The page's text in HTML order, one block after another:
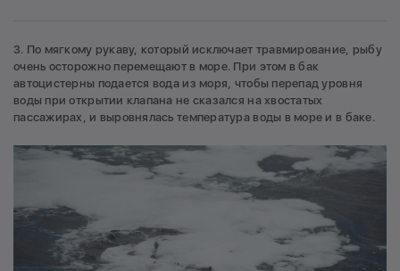
3. По мягкому рукаву, который исключает травмирование, рыбу
очень осторожно перемещают в море. При этом в бак
автоцистерны подается вода из моря, чтобы перепад уровня
воды при открытии клапана не сказался на хвостатых
пассажирах, и выровнялась температура воды в море и в баке.